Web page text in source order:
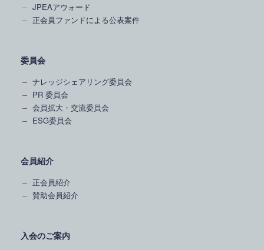
JPEAアウォード
正会員ファンドによる公表案件
委員会
ナレッジシェアリング委員会
PR 委員会
会員拡大・交流委員会
ESG委員会
会員紹介
正会員紹介
賛助会員紹介
入会のご案内